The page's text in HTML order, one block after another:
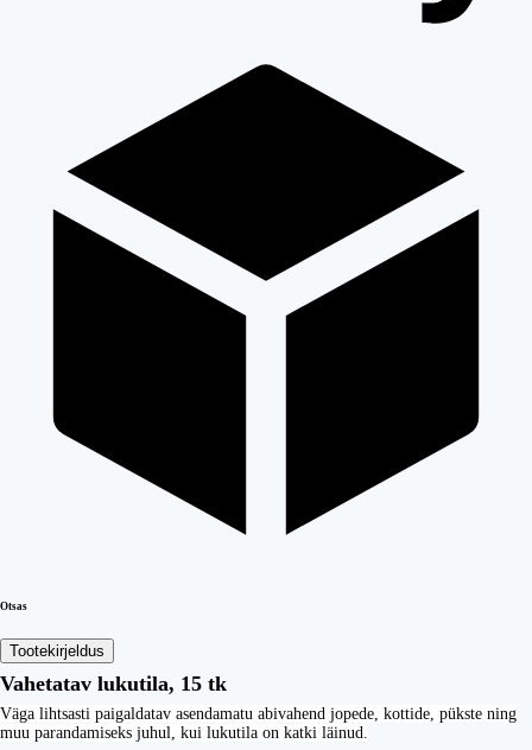
Otsas
Tootekirjeldus
Vahetatav lukutila, 15 tk
Väga lihtsasti paigaldatav asendamatu abivahend jopede, kottide, pükste ning
muu parandamiseks juhul, kui lukutila on katki läinud.